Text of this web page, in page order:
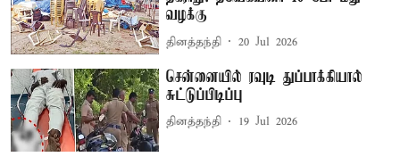
வழக்கு
தினத்தந்தி 20 Jul 2026
சென்னையில் ரவுடி துப்பாக்கியால்
சுட்டுப்பிடிப்பு
தினத்தந்தி 19 Jul 2026